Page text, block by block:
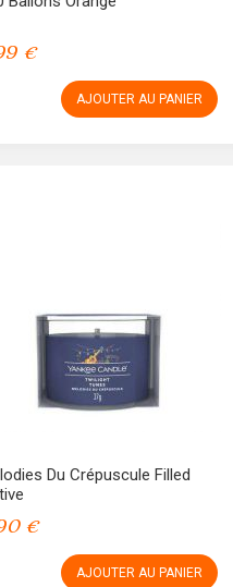
€
AJOUTER AU PANIER
Du Crépuscule Filled
€
AJOUTER AU PANIER